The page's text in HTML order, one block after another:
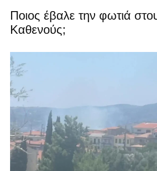
Ποιος έβαλε την φωτιά
Καθενούς;